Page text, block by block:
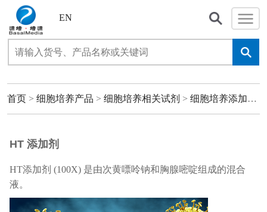
EN
首页 > 细胞培养产品 > 细胞培养相关试剂 > 细胞培养添加剂
HT 添加剂
HT添加剂 (100X) 是由次黄嘌呤钠和胸腺嘧啶组成的混合
液。